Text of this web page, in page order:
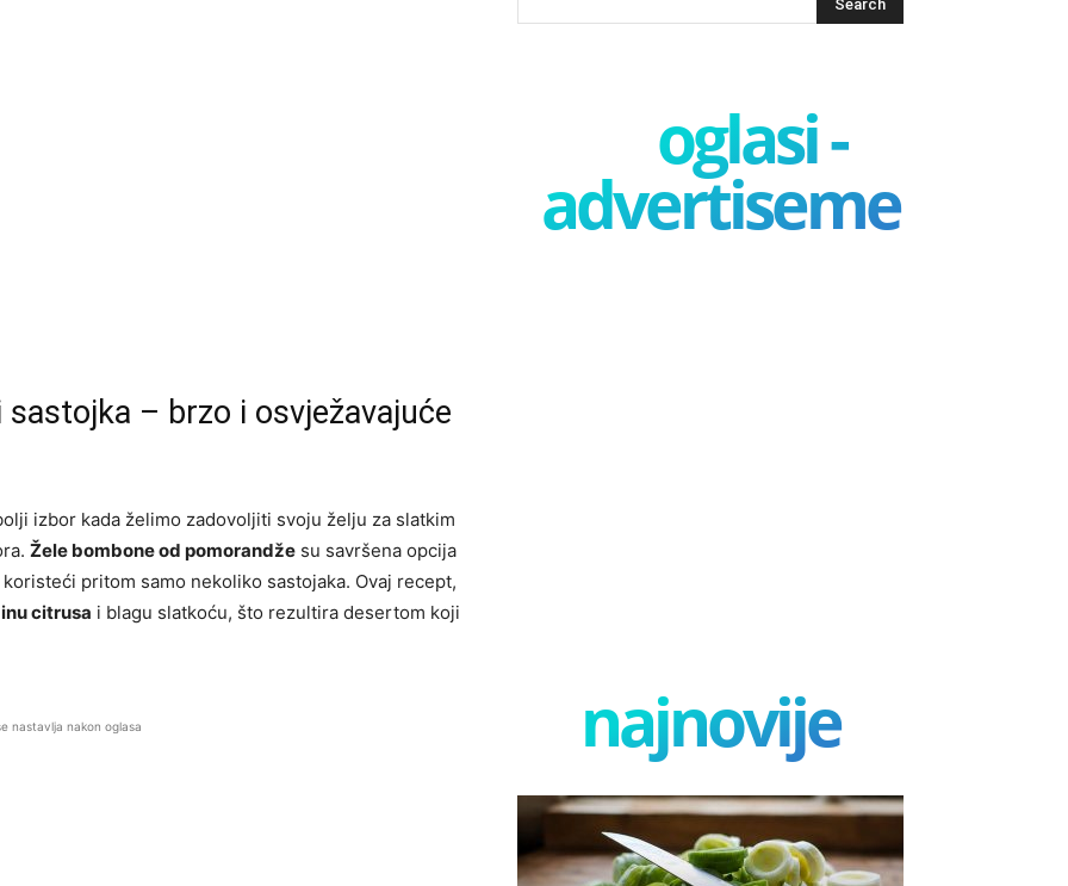
– brzo i osvježavajuće
izbor kada želimo zadovoljiti svoju želju za slatkim
Žele bombone od pomorandže su savršena opcija
pritom samo nekoliko sastojaka. Ovaj recept,
citrusa i blagu slatkoću, što rezultira desertom koji
nastavlja nakon oglasa
oglasi -
advertisement
najnovije